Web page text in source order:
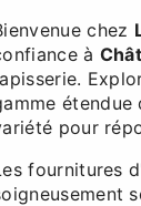
chez
à
pour
fournitures